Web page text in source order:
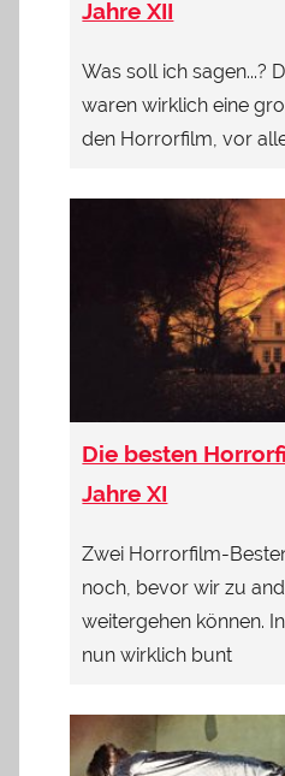
Jahre XII
Was soll ich sagen...?
waren wirklich eine
den Horrorfilm, vor
Die besten
Jahre XI
Zwei Horrorfilm-
noch, bevor wir zu
weitergehen können.
nun wirklich bunt